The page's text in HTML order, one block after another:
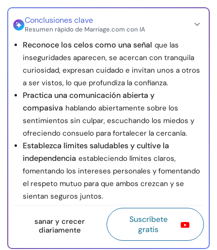
Conclusiones clave
Resumen rápido de Marriage.com con IA
Reconoce los celos como una señal que las
inseguridades aparecen, se acercan con tranquila
curiosidad, expresan cuidado e invitan unos a otros
a ser vistos, lo que profundiza la confianza.
Practica una comunicación abierta y
compasiva hablando abiertamente sobre los
sentimientos sin culpar, escuchando los miedos y
ofreciendo consuelo para fortalecer la cercanía.
Establezca límites saludables y cultive la
independencia estableciendo límites claros,
fomentando los intereses personales y fomentando
el respeto mutuo para que ambos crezcan y se
sientan seguros juntos.
sanar y crecer
diariamente
Suscríbete
gratis